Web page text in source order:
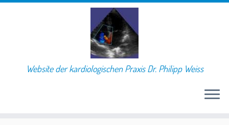
Website der kardiologischen Praxis Dr. Philipp Weiss